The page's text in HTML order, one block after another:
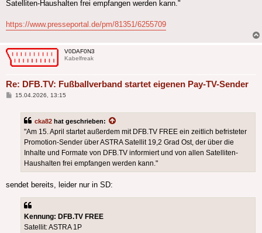
Satelliten-Haushalten frei empfangen werden kann."
https://www.presseportal.de/pm/81351/6255709
V0DAF0N3
Kabelfreak
Re: DFB.TV: Fußballverband startet eigenen Pay-TV-Sender
Beitrag
15.04.2026, 13:15
cka82 hat geschrieben:
"Am 15. April startet außerdem mit DFB.TV FREE ein zeitlich befristeter
Promotion-Sender über ASTRA Satellit 19,2 Grad Ost, der über die
Inhalte und Formate von DFB.TV informiert und von allen Satelliten-
Haushalten frei empfangen werden kann."
sendet bereits, leider nur in SD:
Kennung: DFB.TV FREE
Satellit: ASTRA 1P